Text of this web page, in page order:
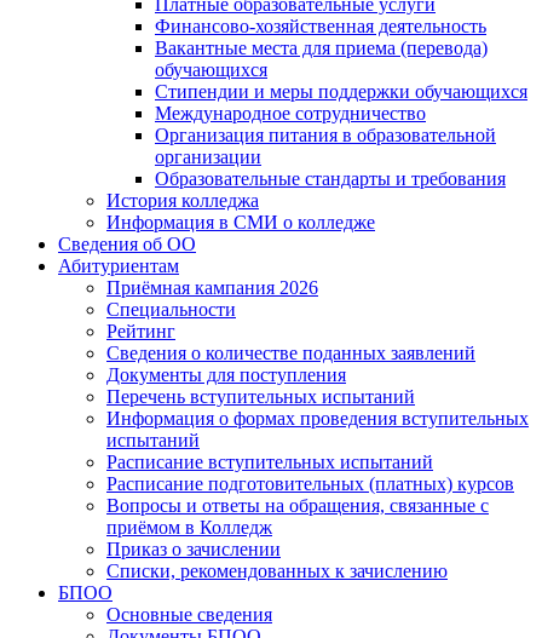
Платные образовательные услуги
Финансово-хозяйственная деятельность
Вакантные места для приема (перевода)
обучающихся
Стипендии и меры поддержки обучающихся
Международное сотрудничество
Организация питания в образовательной
организации
Образовательные стандарты и требования
История колледжа
Информация в СМИ о колледже
Сведения об ОО
Абитуриентам
Приёмная кампания 2026
Специальности
Рейтинг
Сведения о количестве поданных заявлений
Документы для поступления
Перечень вступительных испытаний
Информация о формах проведения вступительных
испытаний
Расписание вступительных испытаний
Расписание подготовительных (платных) курсов
Вопросы и ответы на обращения, связанные с
приёмом в Колледж
Приказ о зачислении
Списки, рекомендованных к зачислению
БПОО
Основные сведения